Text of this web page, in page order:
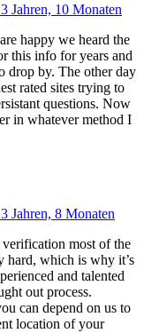
Jahren, 10 Monaten
happy we heard the
this info for years and
drop by. The other day
rated sites trying to
questions. Now
in whatever method I
Jahren, 8 Monaten
most of the
hard, which is why it’s
and talented
out process.
can depend on us to
location of your